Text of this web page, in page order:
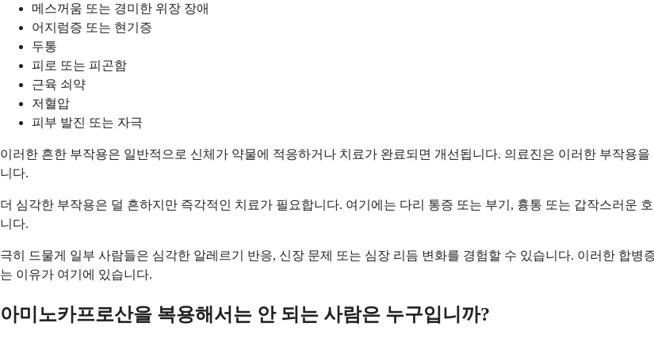
메스꺼움 또는 경미한 위장 장애
어지럼증 또는 현기증
두통
피로 또는 피곤함
근육 쇠약
저혈압
피부 발진 또는 자극
이러한 흔한 부작용은 일반적으로 신체가 약물에 적응하거나 치료가 완료되면 개선됩니다. 의료진은 이러한 부작용
니다.
더 심각한 부작용은 덜 흔하지만 즉각적인 치료가 필요합니다. 여기에는 다리 통증 또는 부기, 흉통 또는 갑작스러운
니다.
극히 드물게 일부 사람들은 심각한 알레르기 반응, 신장 문제 또는 심장 리듬 변화를 경험할 수 있습니다. 이러한 합
는 이유가 여기에 있습니다.
아미노카프로산을 복용해서는 안 되는 사람은 누구입니까?